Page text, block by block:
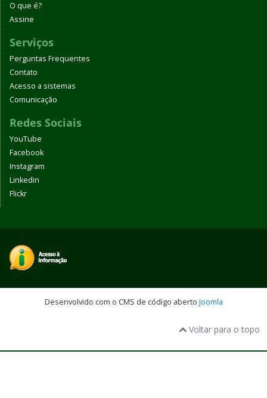
O que é?
Assine
Serviços
Perguntas Frequentes
Contato
Acesso a sistemas
Comunicação
Redes Sociais
YouTube
Facebook
Instagram
Linkedin
Flickr
Desenvolvido com o CMS de código aberto Joomla
Voltar para o topo